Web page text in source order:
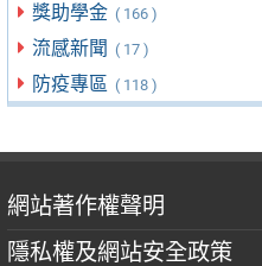
獎助學金 ( 166 )
流感新聞 ( 17 )
防疫專區 ( 118 )
網站著作權聲明
隱私權及網站安全政策